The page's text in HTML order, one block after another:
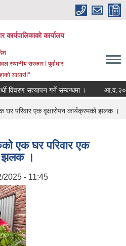
कार्यपालिकाको कार्यालय
स्थानीय सरकार ! पुर्वाधार
आधार!!"
विवरण सत्यापन गर्ने सम्बन्धमा ।
परिवार एक वृक्षारोपन कार्यक्रमको झलक ।
एक घर परिवार एक
झलक ।
2025 - 11:45